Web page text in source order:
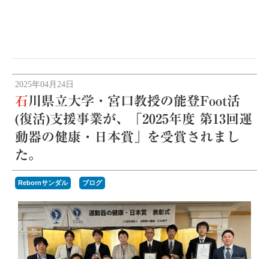
2025年04月24日
石川県立大学・宮口教授の能登Foot活
(復活)支援事業が、「2025年度 第13回運
動器の健康・日本賞」を受賞されまし
た。
Rebornサンダル ブログ